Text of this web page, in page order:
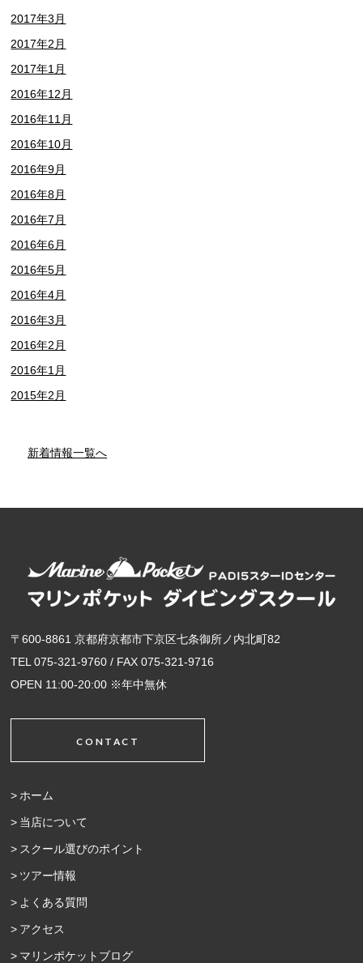
2017年3月
2017年2月
2017年1月
2016年12月
2016年11月
2016年10月
2016年9月
2016年8月
2016年7月
2016年6月
2016年5月
2016年4月
2016年3月
2016年2月
2016年1月
2015年2月
新着情報一覧へ
〒600-8861 京都府京都市下京区七条御所ノ内北町82
TEL 075-321-9760 / FAX 075-321-9716
OPEN 11:00-20:00 ※年中無休
CONTACT
ホーム
当店について
スクール選びのポイント
ツアー情報
よくある質問
アクセス
マリンポケットブログ